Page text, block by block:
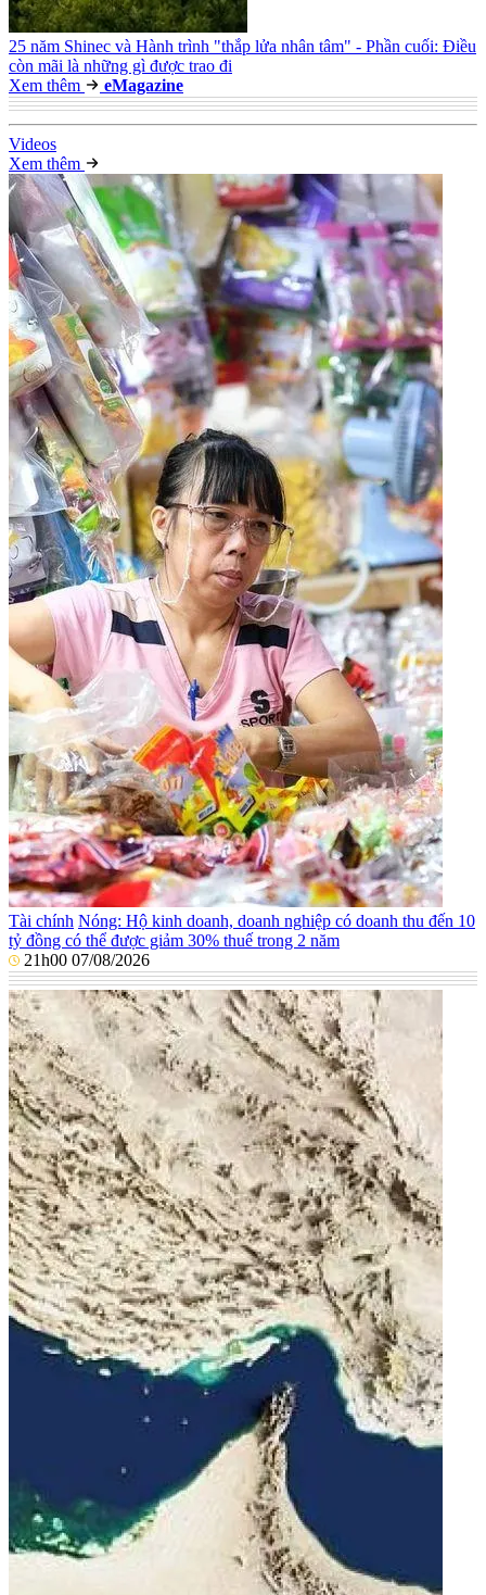
25 năm Shinec và Hành trình "thắp lửa nhân tâm" - Phần cuối: Điều
còn mãi là những gì được trao đi
Xem thêm
eMagazine
Videos
Xem thêm
Tài chính Nóng: Hộ kinh doanh, doanh nghiệp có doanh thu đến 10
tỷ đồng có thể được giảm 30% thuế trong 2 năm
21h00 07/08/2026